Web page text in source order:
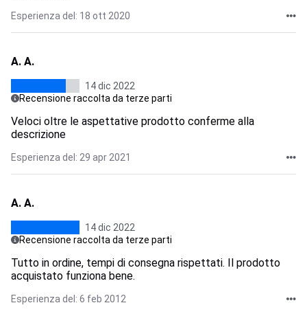
Esperienza del: 18 ott 2020
A. A.
14 dic 2022
Recensione raccolta da terze parti
Veloci oltre le aspettative prodotto conferme alla
descrizione
Esperienza del: 29 apr 2021
A. A.
14 dic 2022
Recensione raccolta da terze parti
Tutto in ordine, tempi di consegna rispettati. Il prodotto
acquistato funziona bene.
Esperienza del: 6 feb 2012